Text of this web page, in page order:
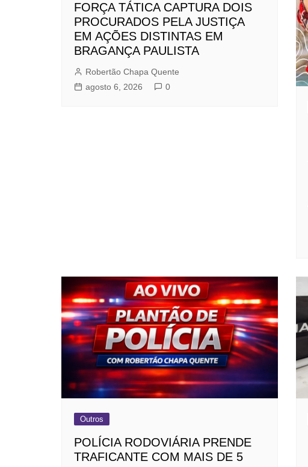
FORÇA TÁTICA CAPTURA DOIS
PROCURADOS PELA JUSTIÇA
EM AÇÕES DISTINTAS EM
BRAGANÇA PAULISTA
Robertão Chapa Quente
agosto 6, 2026
0
Outros
POLÍCIA RODOVIÁRIA PRENDE
TRAFICANTE COM MAIS DE 5